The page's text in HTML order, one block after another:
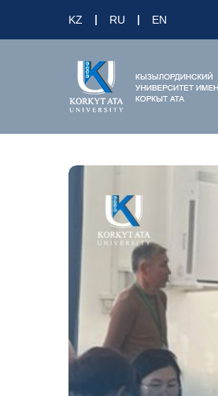
KZ RU EN